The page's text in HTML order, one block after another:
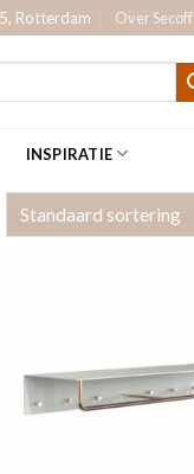
Rotterdam Over Secoff
INSPIRATIE